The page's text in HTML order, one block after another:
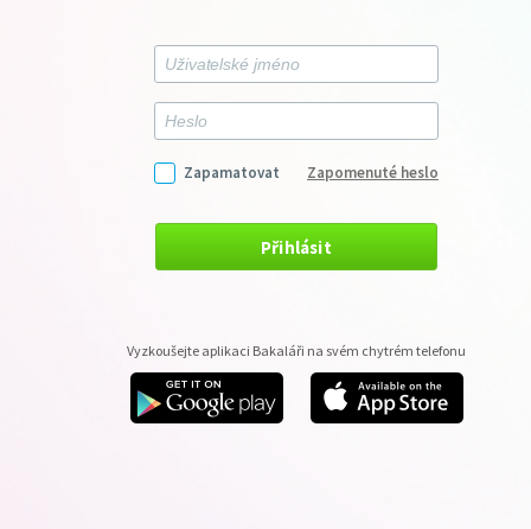
Zapamatovat Zapomenuté heslo
Přihlásit
Vyzkoušejte aplikaci Bakaláři na svém chytrém telefonu